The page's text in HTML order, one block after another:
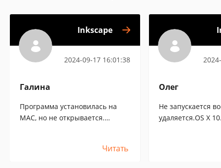
Inkscape
2024-09-17 16:01:38
Галина
Программа установилась на
МАС, но не открывается.
Читать
Олег
Не запускается
удаляется.OS X